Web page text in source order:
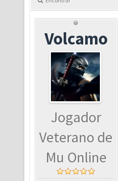
Volcamo
Jogador
Veterano de
Mu Online